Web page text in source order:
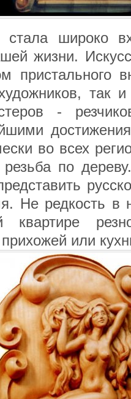
стала широко
жизни.
пристального
так
-
во всех
резьба по
Не редкость в
квартире
или